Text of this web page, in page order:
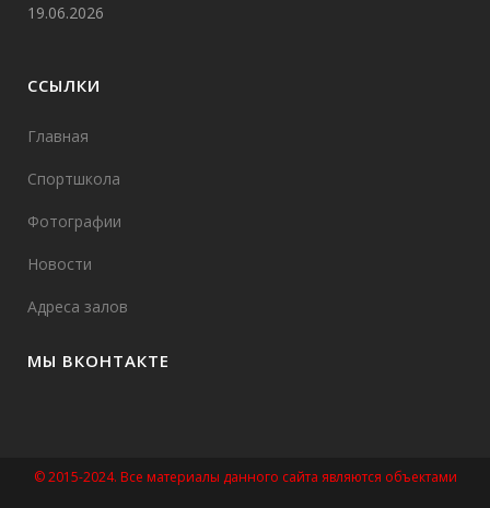
19.06.2026
ССЫЛКИ
Главная
Спортшкола
Фотографии
Новости
Адреса залов
МЫ ВКОНТАКТЕ
© 2015-2024. Все материалы данного сайта являются объектами